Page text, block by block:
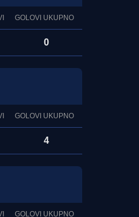
GOLOVI UKUPNO
0
GOLOVI UKUPNO
4
GOLOVI UKUPNO